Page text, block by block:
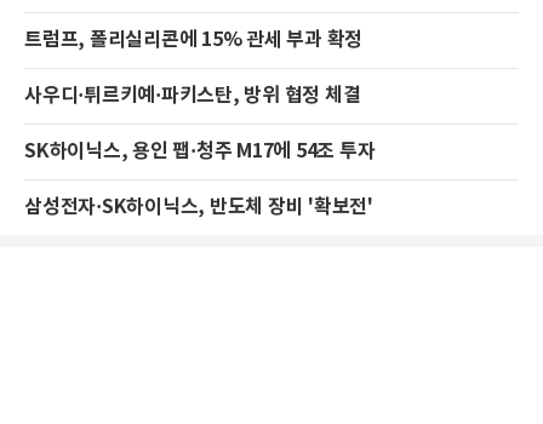
트럼프, 폴리실리콘에 15% 관세 부과 확정
사우디·튀르키예·파키스탄, 방위 협정 체결
SK하이닉스, 용인 팹·청주 M17에 54조 투자
삼성전자·SK하이닉스, 반도체 장비 '확보전'